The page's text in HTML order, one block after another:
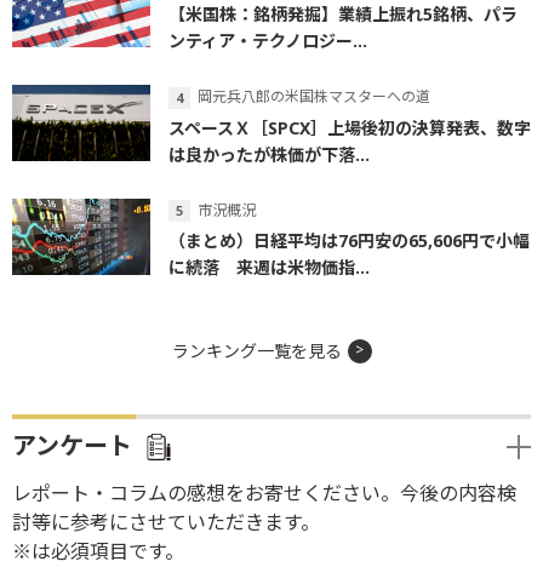
【米国株：銘柄発掘】業績上振れ5銘柄、パラ
ンティア・テクノロジー...
岡元兵八郎の米国株マスターへの道
スペースＸ［SPCX］上場後初の決算発表、数字
は良かったが株価が下落...
市況概況
（まとめ）日経平均は76円安の65,606円で小幅
に続落 来週は米物価指...
ランキング一覧を見る
アンケート
レポート・コラムの感想をお寄せください。今後の内容検
討等に参考にさせていただきます。
※は必須項目です。